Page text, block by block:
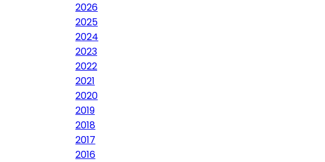
2026
2025
2024
2023
2022
2021
2020
2019
2018
2017
2016